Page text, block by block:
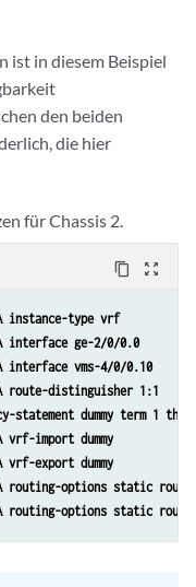
ist in diesem Beispiel
den beiden
die hier
für Chassis 2.
content_copy zoom_out_map
instance-type vrf
interface ge-2/0/0.0
interface vms-4/0/0.10
route-distinguisher 1:1
statement dummy term 1
import dummy
export dummy
routing-options static route
routing-options static